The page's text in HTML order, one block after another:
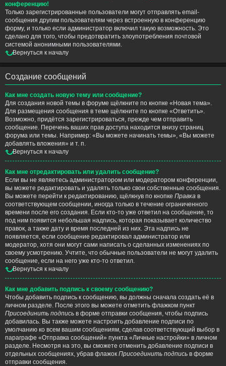
конференцию!
Только зарегистрированные пользователи могут отправлять email-
сообщения другим пользователям через встроенную в конференцию
форму, и только если администратор включил такую возможность. Это
сделано для того, чтобы предотвратить злоупотребления почтовой
системой анонимными пользователями.
Вернуться к началу
Создание сообщений
Как мне создать новую тему или сообщение?
Для создания новой темы в форуме щёлкните по кнопке «Новая тема».
Для размещения сообщения в теме щёлкните по кнопке «Ответить».
Возможно, придётся зарегистрироваться, прежде чем отправить
сообщение. Перечень ваших прав доступа находится внизу страниц
форума или темы. Например: «Вы можете начинать темы», «Вы можете
добавлять вложения» и т. п.
Вернуться к началу
Как мне отредактировать или удалить сообщение?
Если вы не являетесь администратором или модератором конференции,
вы можете редактировать и удалять только свои собственные сообщения.
Вы можете перейти к редактированию, щёлкнув по кнопке Правка в
соответствующем сообщении, иногда только в течение ограниченного
времени после его создания. Если кто-то уже ответил на сообщение, то
под ним появится небольшая надпись, которая показывает количество
правок, а также дату и время последней из них. Эта надпись не
появляется, если сообщение редактировал администратор или
модератор, хотя они могут сами написать о сделанных изменениях по
своему усмотрению. Учтите, что обычные пользователи не могут удалить
сообщение, если на него уже кто-то ответил.
Вернуться к началу
Как мне добавить подпись к своему сообщению?
Чтобы добавить подпись к сообщению, вы должны сначала создать её в
личном разделе. После этого вы можете отметить флажком пункт
Присоединить подпись в форме отправки сообщения, чтобы подпись
добавилась. Вы также можете настроить добавление подписи по
умолчанию ко всем вашим сообщениям, сделав соответствующий выбор в
параграфе «Отправка сообщений» пункта «Личные настройки» в личном
разделе. Несмотря на это, вы сможете отменить добавление подписи в
отдельных сообщениях, убрав флажок Присоединить подпись в форме
отправки сообщения.